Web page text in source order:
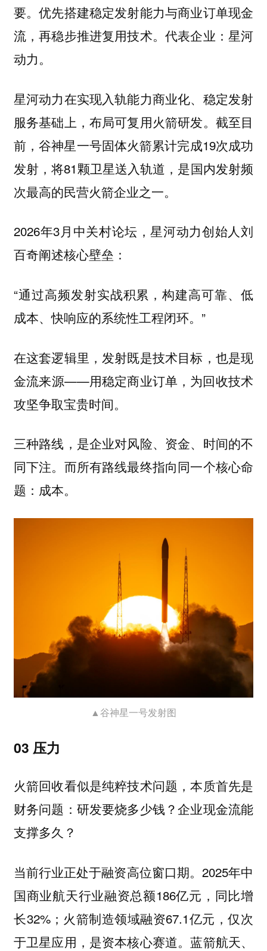
要。优先搭建稳定发射能力与商业订单现金
流，再稳步推进复用技术。代表企业：星河
动力。
星河动力在实现入轨能力商业化、稳定发射
服务基础上，布局可复用火箭研发。截至目
前，谷神星一号固体火箭累计完成19次成功
发射，将81颗卫星送入轨道，是国内发射频
次最高的民营火箭企业之一。
2026年3月中关村论坛，星河动力创始人刘
百奇阐述核心壁垒：
“通过高频发射实战积累，构建高可靠、低
成本、快响应的系统性工程闭环。”
在这套逻辑里，发射既是技术目标，也是现
金流来源——用稳定商业订单，为回收技术
攻坚争取宝贵时间。
三种路线，是企业对风险、资金、时间的不
同下注。而所有路线最终指向同一个核心命
题：成本。
▲谷神星一号发射图
03 压力
火箭回收看似是纯粹技术问题，本质首先是
财务问题：研发要烧多少钱？企业现金流能
支撑多久？
当前行业正处于融资高位窗口期。2025年中
国商业航天行业融资总额186亿元，同比增
长32%；火箭制造领域融资67.1亿元，仅次
于卫星应用，是资本核心赛道。蓝箭航天、